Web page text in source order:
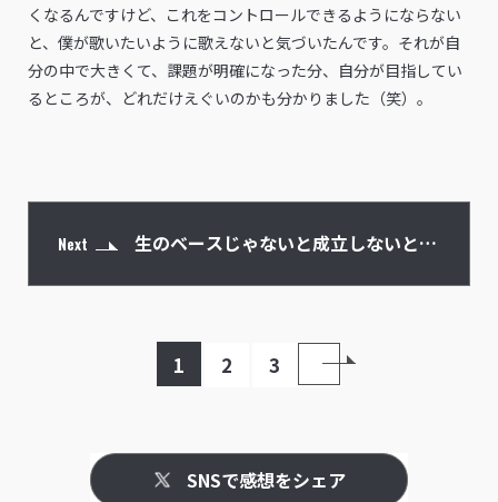
くなるんですけど、これをコントロールできるようにならない
と、僕が歌いたいように歌えないと気づいたんです。それが自
分の中で大きくて、課題が明確になった分、自分が目指してい
るところが、どれだけえぐいのかも分かりました（笑）。
Next 生のベースじゃないと成立しないとい
1 2 3
SNSで感想をシェア